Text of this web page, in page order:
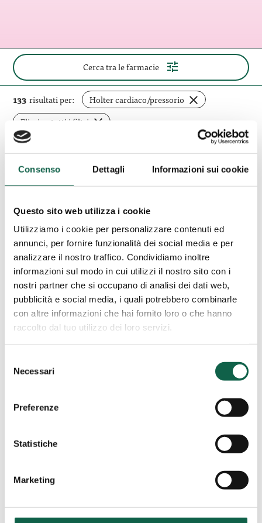
Consenso Dettagli Informazioni sui cookie
Questo sito web utilizza i cookie
Utilizziamo i cookie per personalizzare contenuti ed
annunci, per fornire funzionalità dei social media e per
analizzare il nostro traffico. Condividiamo inoltre
informazioni sul modo in cui utilizzi il nostro sito con i
nostri partner che si occupano di analisi dei dati web,
pubblicità e social media, i quali potrebbero combinarle
con altre informazioni che hai fornito loro o che hanno
raccolto dal tuo utilizzo dei loro servizi.
delNecessari
Preferenze
Statistiche
Marketing
Cerca tra le farmacie (apri
pannello
di
ricerca)
133 risultati per: Holter cardiaco/pressorio rimuovi
filtro
Elimina tutti i filtri
Milano (MI)
Farmacia Boots San Babila
Galleria Passarella 1 20122, Milano, MI
02/76001526
Farmacia
Boots
Babila
Milano (MI)
Centrale
D'Aosta 20124, Milano, MI
Farmacia
Boots
Stazione
Rosarno (RC)
borgese